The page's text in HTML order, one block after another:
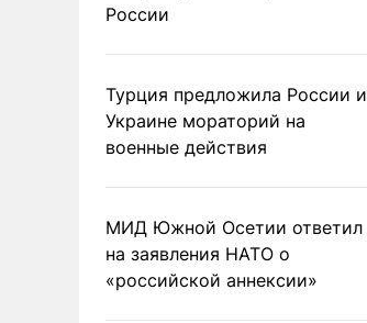
России
Турция предложила России и
Украине мораторий на
военные действия
МИД Южной Осетии ответил
на заявления НАТО о
«российской аннексии»